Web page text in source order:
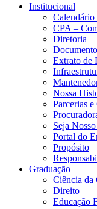
Institucional
CPA –
Diretoria
Extrato de
Nossa
Parcerias
Seja
Portal do
Propósito
Graduação
Ciência da
Direito
Educação